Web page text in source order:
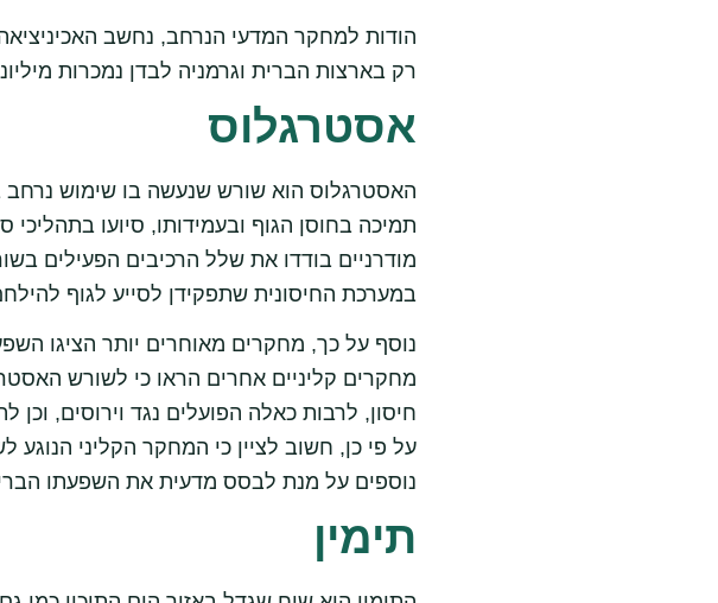
הודות למחקר המדעי הנרחב, נחשב
רק בארצות הברית וגרמניה לבדן נמכרות
אסטרגלוס
האסטרגלוס הוא שורש שנעשה בו שימוש נרחב
תמיכה בחוסן הגוף ובעמידותו, סיועו
מודרניים בודדו את שלל הרכיבים הפעילים
במערכת החיסונית שתפקידן לסייע לגוף
נוסף על כך, מחקרים מאוחרים יותר הציגו
מחקרים קליניים אחרים הראו כי לשורש
חיסון, לרבות כאלה הפועלים נגד וירוסים,
על פי כן, חשוב לציין כי המחקר הקליני
נוספים על מנת לבסס מדעית את השפעתו
תימין